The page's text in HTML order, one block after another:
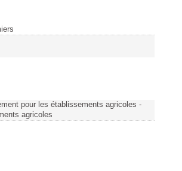
pour les établissements agricoles -
agricoles